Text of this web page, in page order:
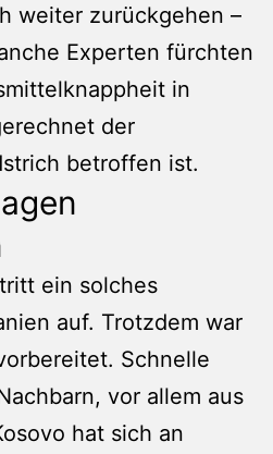
weiter zurückgehen –
Experten fürchten
in
der
betroffen ist.
ein solches
auf. Trotzdem war
Schnelle
vor allem aus
hat sich an